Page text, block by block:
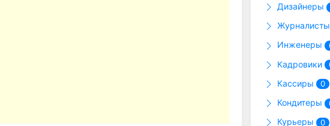
Дизайнеры
Журналисты
Инженеры
Кадровики
Кассиры 0
Кондитеры
Курьеры 0